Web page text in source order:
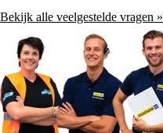
Bekijk alle veelgestelde vragen »